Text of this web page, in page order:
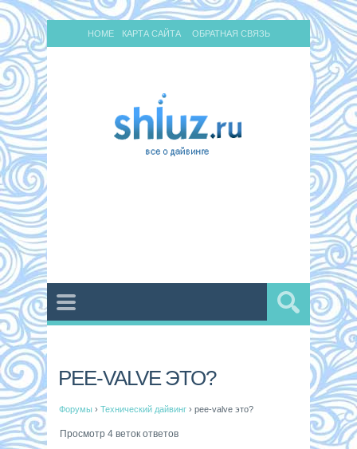
HOME КАРТА САЙТА ОБРАТНАЯ СВЯЗЬ
PEE-VALVE ЭТО?
Форумы › Технический дайвинг › pee-valve это?
Просмотр 4 веток ответов